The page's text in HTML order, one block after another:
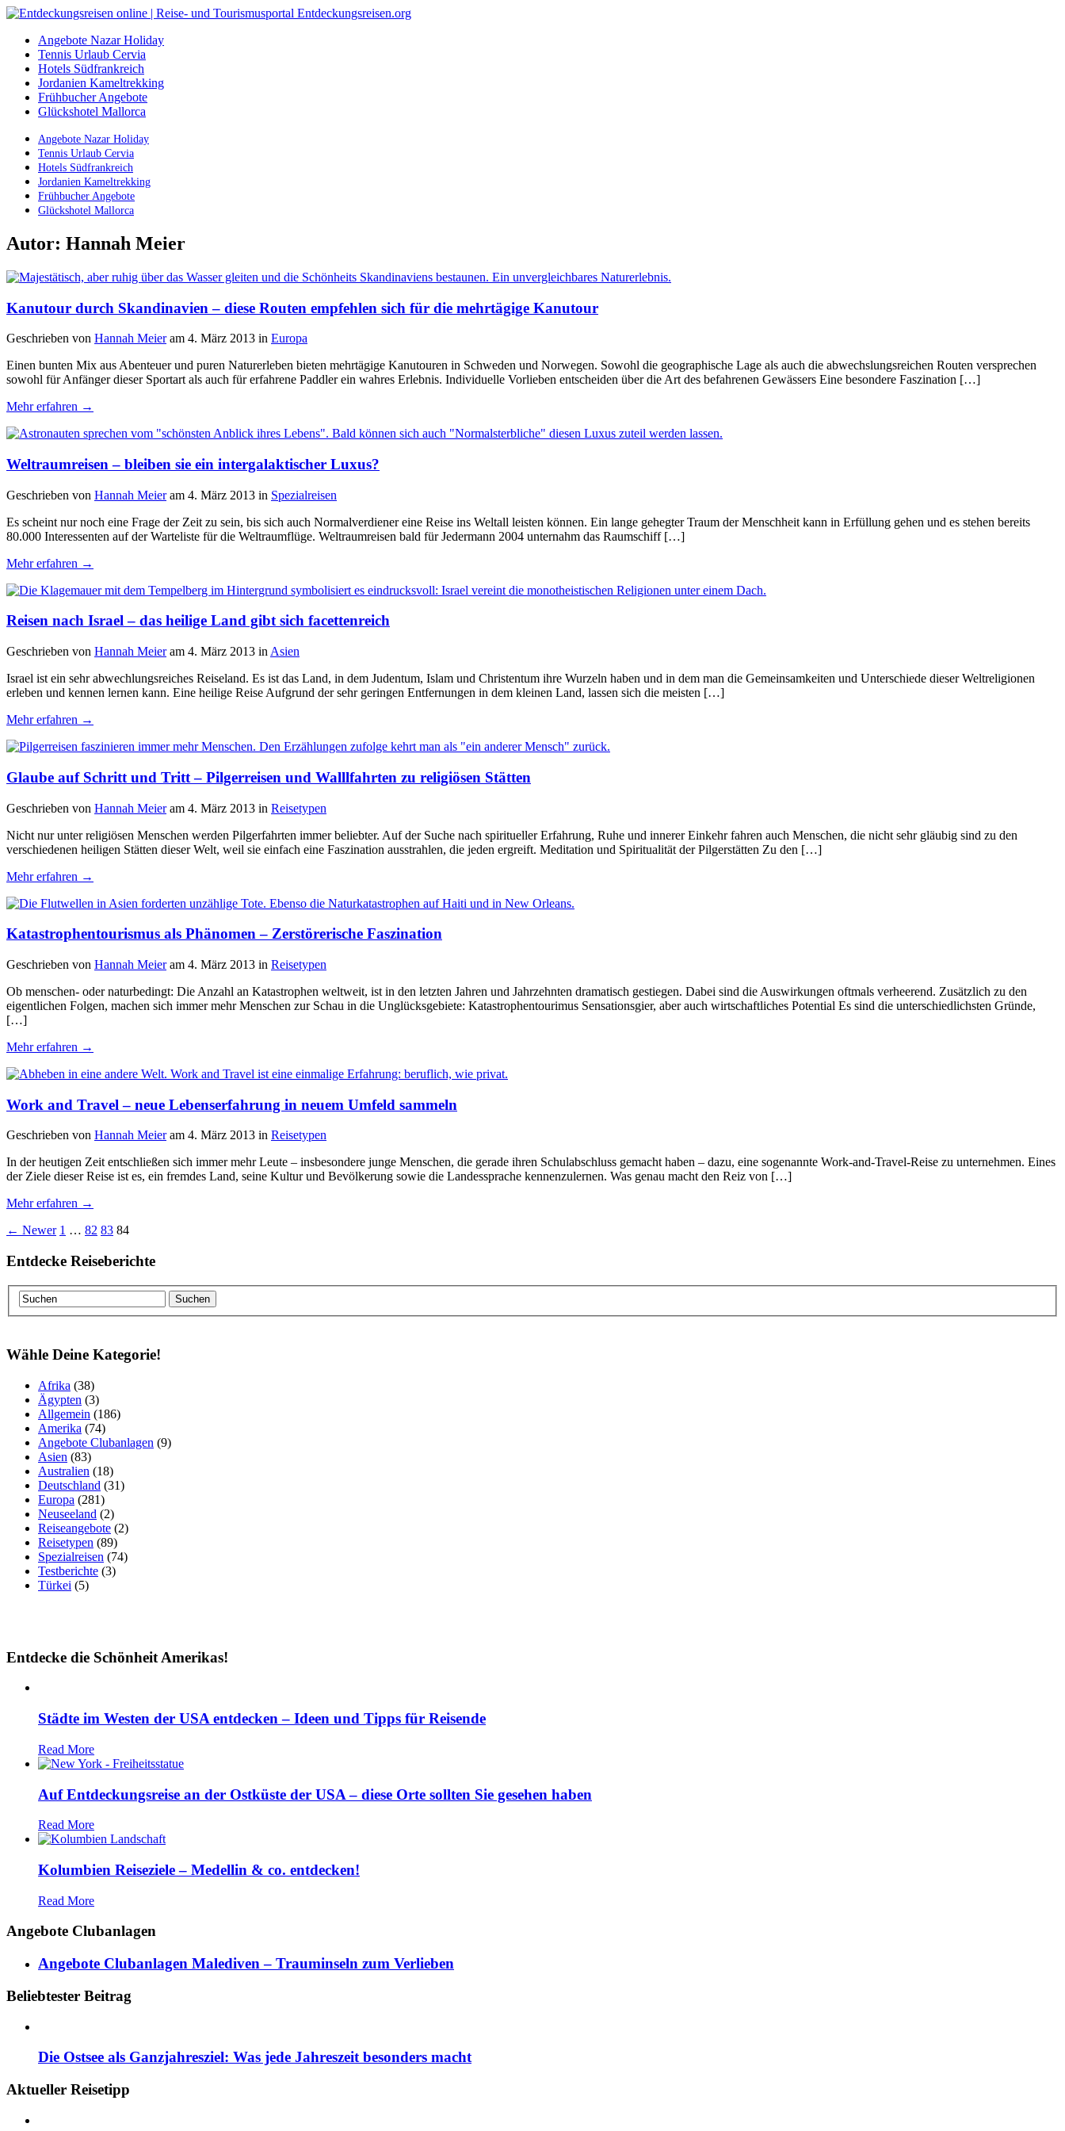
Angebote Nazar Holiday
Tennis Urlaub Cervia
Hotels Südfrankreich
Jordanien Kameltrekking
Frühbucher Angebote
Glückshotel Mallorca
Angebote Nazar Holiday
Tennis Urlaub Cervia
Hotels Südfrankreich
Jordanien Kameltrekking
Frühbucher Angebote
Glückshotel Mallorca
Autor: Hannah Meier
Kanutour durch Skandinavien – diese Routen empfehlen sich für die mehrtägige Kanutour
Geschrieben von Hannah Meier am 4. März 2013 in Europa
Einen bunten Mix aus Abenteuer und puren Naturerleben bieten mehrtägige Kanutouren in Schweden und Norwegen. Sowohl die geographische Lage als auch die abwechslungsreichen Routen versprechen
sowohl für Anfänger dieser Sportart als auch für erfahrene Paddler ein wahres Erlebnis. Individuelle Vorlieben entscheiden über die Art des befahrenen Gewässers Eine besondere Faszination […]
Mehr erfahren →
Weltraumreisen – bleiben sie ein intergalaktischer Luxus?
Geschrieben von Hannah Meier am 4. März 2013 in Spezialreisen
Es scheint nur noch eine Frage der Zeit zu sein, bis sich auch Normalverdiener eine Reise ins Weltall leisten können. Ein lange gehegter Traum der Menschheit kann in Erfüllung gehen und es stehen bereits
80.000 Interessenten auf der Warteliste für die Weltraumflüge. Weltraumreisen bald für Jedermann 2004 unternahm das Raumschiff […]
Mehr erfahren →
Reisen nach Israel – das heilige Land gibt sich facettenreich
Geschrieben von Hannah Meier am 4. März 2013 in Asien
Israel ist ein sehr abwechlungsreiches Reiseland. Es ist das Land, in dem Judentum, Islam und Christentum ihre Wurzeln haben und in dem man die Gemeinsamkeiten und Unterschiede dieser Weltreligionen
erleben und kennen lernen kann. Eine heilige Reise Aufgrund der sehr geringen Entfernungen in dem kleinen Land, lassen sich die meisten […]
Mehr erfahren →
Glaube auf Schritt und Tritt – Pilgerreisen und Walllfahrten zu religiösen Stätten
Geschrieben von Hannah Meier am 4. März 2013 in Reisetypen
Nicht nur unter religiösen Menschen werden Pilgerfahrten immer beliebter. Auf der Suche nach spiritueller Erfahrung, Ruhe und innerer Einkehr fahren auch Menschen, die nicht sehr gläubig sind zu den
verschiedenen heiligen Stätten dieser Welt, weil sie einfach eine Faszination ausstrahlen, die jeden ergreift. Meditation und Spiritualität der Pilgerstätten Zu den […]
Mehr erfahren →
Katastrophentourismus als Phänomen – Zerstörerische Faszination
Geschrieben von Hannah Meier am 4. März 2013 in Reisetypen
Ob menschen- oder naturbedingt: Die Anzahl an Katastrophen weltweit, ist in den letzten Jahren und Jahrzehnten dramatisch gestiegen. Dabei sind die Auswirkungen oftmals verheerend. Zusätzlich zu den
eigentlichen Folgen, machen sich immer mehr Menschen zur Schau in die Unglücksgebiete: Katastrophentourimus Sensationsgier, aber auch wirtschaftliches Potential Es sind die unterschiedlichsten Gründe,
[…]
Mehr erfahren →
Work and Travel – neue Lebenserfahrung in neuem Umfeld sammeln
Geschrieben von Hannah Meier am 4. März 2013 in Reisetypen
In der heutigen Zeit entschließen sich immer mehr Leute – insbesondere junge Menschen, die gerade ihren Schulabschluss gemacht haben – dazu, eine sogenannte Work-and-Travel-Reise zu unternehmen. Eines
der Ziele dieser Reise ist es, ein fremdes Land, seine Kultur und Bevölkerung sowie die Landessprache kennenzulernen. Was genau macht den Reiz von […]
Mehr erfahren →
← Newer 1 … 82 83 84
Entdecke Reiseberichte
Wähle Deine Kategorie!
Afrika (38)
Ägypten (3)
Allgemein (186)
Amerika (74)
Angebote Clubanlagen (9)
Asien (83)
Australien (18)
Deutschland (31)
Europa (281)
Neuseeland (2)
Reiseangebote (2)
Reisetypen (89)
Spezialreisen (74)
Testberichte (3)
Türkei (5)
Entdecke die Schönheit Amerikas!
Städte im Westen der USA entdecken – Ideen und Tipps für Reisende
Read More
Auf Entdeckungsreise an der Ostküste der USA – diese Orte sollten Sie gesehen haben
Read More
Kolumbien Reiseziele – Medellin & co. entdecken!
Read More
Angebote Clubanlagen
Angebote Clubanlagen Malediven – Trauminseln zum Verlieben
Beliebtester Beitrag
Die Ostsee als Ganzjahresziel: Was jede Jahreszeit besonders macht
Aktueller Reisetipp